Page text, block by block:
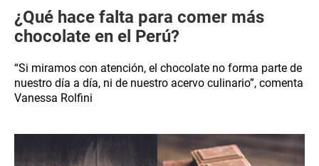
¿Qué hace falta para comer más
chocolate en el Perú?
“Si miramos con atención, el chocolate no forma parte de
nuestro día a día, ni de nuestro acervo culinario”, comenta
Vanessa Rolfini